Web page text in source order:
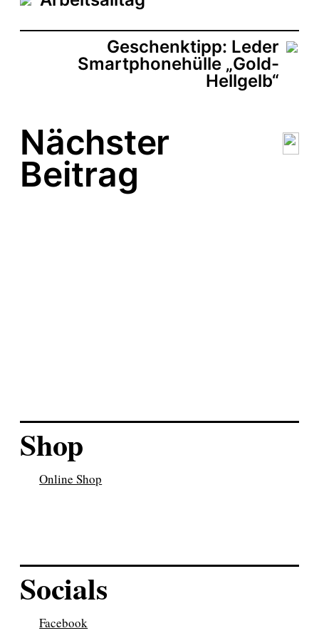
Geschenktipp: Leder
Smartphonehülle „Gold-
Hellgelb“
Nächster
Beitrag
Shop
Online Shop
Socials
Facebook